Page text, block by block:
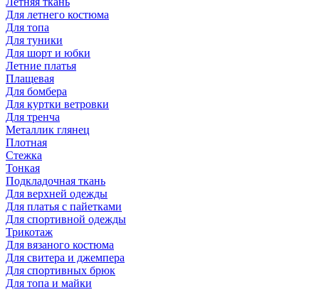
Для летнего костюма
Для топа
Для туники
Для шорт и юбки
Летние платья
Плащевая
Для бомбера
Для куртки ветровки
Для тренча
Металлик глянец
Плотная
Стежка
Тонкая
Подкладочная ткань
Для верхней одежды
Для платья с пайетками
Для спортивной одежды
Трикотаж
Для вязаного костюма
Для свитера и джемпера
Для спортивных брюк
Для топа и майки